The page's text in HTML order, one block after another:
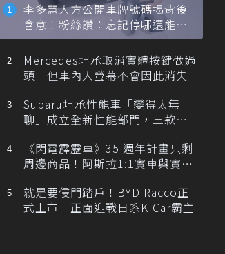
李多慧大方公開車牌號碼揭背後
含意！粉絲讚：忘記停哪還能幫
忙找車
Mercedes坦承取消實體按鍵做過
頭 但車內大螢幕不會因此消失
Subaru坦承性能車「變得太無
聊」成立全新性能部門，三款手
《閃電霹靂車》35 週年計畫只剩
周邊商品！阿斯拉1:1實車與實體
就是要侵門踏戶！BYD Racco正
式上市 正面迎戰日系K-Car霸主